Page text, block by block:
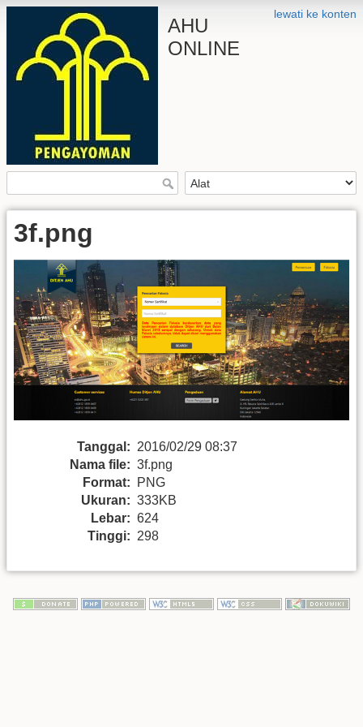
lewati ke konten
AHU
ONLINE
3f.png
Tanggal: 2016/02/29 08:37
Nama file: 3f.png
Format:
PNG
Ukuran: 333KB
Lebar: 624
Tinggi: 298